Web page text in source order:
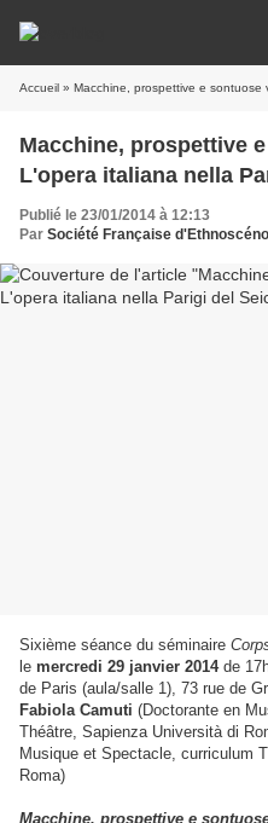
Accueil » Macchine, prospettive e sontuose
Macchine, prospettive
L'opera italiana nella
Publié le 23/01/2014 à 12:13
Par Société Française
Sixième séance du séminaire
le mercredi 29 janvier 2014de
de Paris (aula/salle 1), 73 rue de
Fabiola Camuti (Doctorante en
Théâtre, Sapienza Università di
Musique et Spectacle, curriculum
Roma)
Macchine, prospettive e